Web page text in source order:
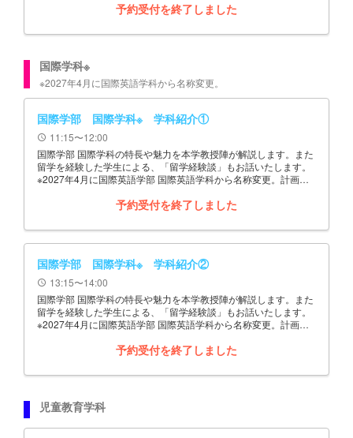
予約受付を終了しました
国際学科※
※2027年4月に国際英語学科から名称変更。
国際学部 国際学科※ 学科紹介①
schedule 11:15〜12:00
国際学部 国際学科の特長や魅力を本学教授陣が解説します。また
留学を経験した学生による、「留学経験談」もお話いたします。
※2027年4月に国際英語学部 国際英語学科から名称変更。計画は
予約受付を終了しました
国際学部 国際学科※ 学科紹介②
schedule 13:15〜14:00
国際学部 国際学科の特長や魅力を本学教授陣が解説します。また
留学を経験した学生による、「留学経験談」もお話いたします。
※2027年4月に国際英語学部 国際英語学科から名称変更。計画は
予約受付を終了しました
児童教育学科